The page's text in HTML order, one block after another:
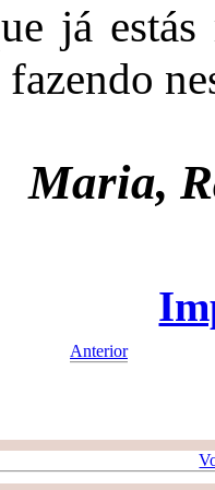
já
Maria,
Anterior